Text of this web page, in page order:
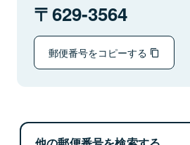
629-3564
郵便番号をコピーする